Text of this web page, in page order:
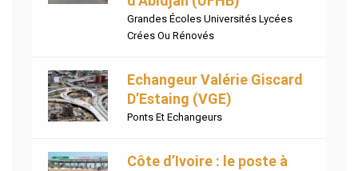
Grandes Écoles Universités Lycées
Crées Ou Rénovés
Echangeur Valérie Giscard
D’Estaing (VGE)
Ponts Et Echangeurs
Côte d’Ivoire : le poste à